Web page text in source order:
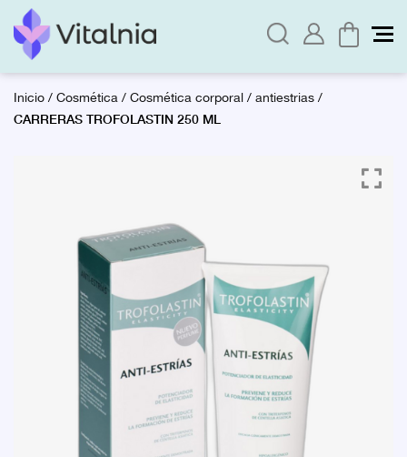
Inicio/Cosmética/Cosmética corporal/antiestrias/
CARRERAS TROFOLASTIN 250 ML